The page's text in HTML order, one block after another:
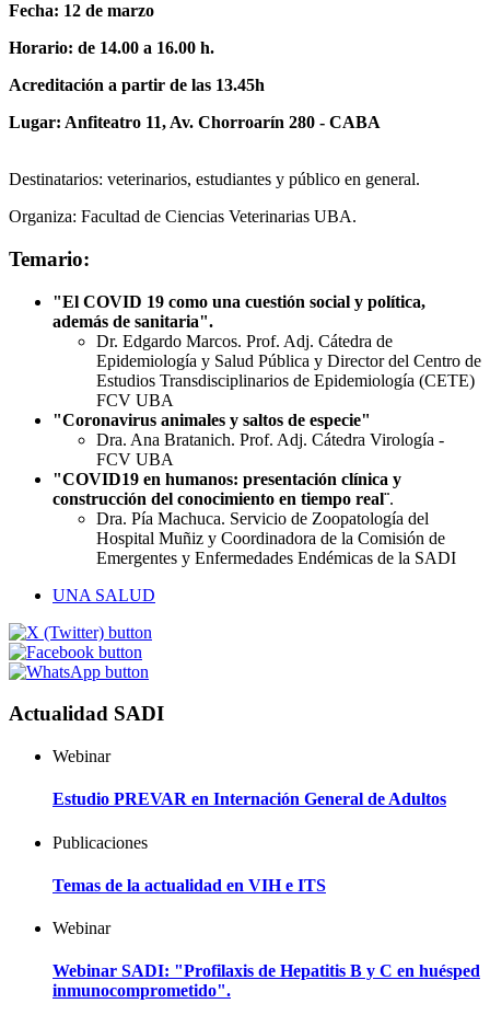
Fecha: 12 de marzo
Horario: de 14.00 a 16.00 h.
Acreditación a partir de las 13.45h
Lugar: Anfiteatro 11, Av. Chorroarín 280 - CABA
Destinatarios: veterinarios, estudiantes y público en general.
Organiza: Facultad de Ciencias Veterinarias UBA.
Temario:
"El COVID 19 como una cuestión social y política,
además de sanitaria".
Dr. Edgardo Marcos. Prof. Adj. Cátedra de
Epidemiología y Salud Pública y Director del Centro de
Estudios Transdisciplinarios de Epidemiología (CETE)
FCV UBA
"Coronavirus animales y saltos de especie"
Dra. Ana Bratanich. Prof. Adj. Cátedra Virología -
FCV UBA
"COVID19 en humanos: presentación clínica y
construcción del conocimiento en tiempo real¨.
Dra. Pía Machuca. Servicio de Zoopatología del
Hospital Muñiz y Coordinadora de la Comisión de
Emergentes y Enfermedades Endémicas de la SADI
UNA SALUD
Actualidad SADI
Webinar
Estudio PREVAR en Internación General de Adultos
Publicaciones
Temas de la actualidad en VIH e ITS
Webinar
Webinar SADI: "Profilaxis de Hepatitis B y C en huésped
inmunocomprometido".